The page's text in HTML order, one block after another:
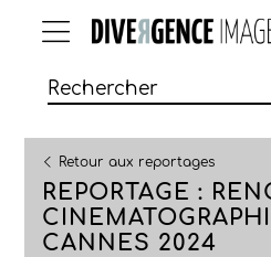
Retour aux reportages
REPORTAGE :
CANNES 2024